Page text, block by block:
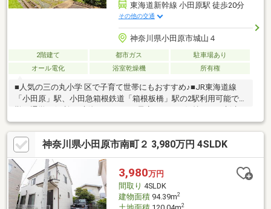
東海道新幹線 小田原駅 徒歩20分
その他の交通
神奈川県小田原市城山４
2階建て 都市ガス
駐車場あり
オール電化
浴室乾燥機 所有権
■人気の三の丸小学 区で子育て世帯にもおすすめ♪■JR東海道線
「小田原」駅、小田急箱根鉄道「箱根板橋」駅の2駅利用可能で通
活をスタートできます。■陽当たりの良い2階LDKは、ご家族が自
然と集まる開放感あふれる空間。■オール電化住宅で家計にもや
さしい住まい。都市ガス引込済エリアで将来的にも安心です。
神奈川県小田原市南町２ 3,980万円 4SLDK
3,980万円
間取り 4SLDK
建物面積94.39m2
2